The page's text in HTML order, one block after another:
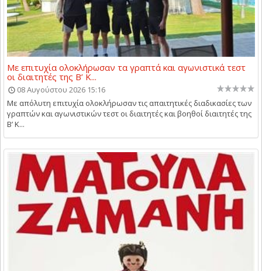
Με επιτυχία ολοκλήρωσαν τα γραπτά και αγωνιστικά τεστ
οι διαιτητές της Β’ Κ...
08 Αυγούστου 2026 15:16
Με απόλυτη επιτυχία ολοκλήρωσαν τις απαιτητικές διαδικασίες των
γραπτών και αγωνιστικών τεστ οι διαιτητές και βοηθοί διαιτητές της
Β’ Κ...